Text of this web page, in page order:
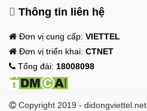
Thông tin liên hệ
Đơn vị cung cấp: VIETTEL
Đơn vị triển khai: CTNET
Tổng đài: 18008098
Copyright 2019 - didongviettel.net